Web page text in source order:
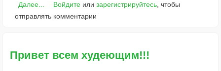
Далее... Войдитеили зарегистрируйтесь, чтобы
отправлять комментарии
Привет всем худеющим!!!